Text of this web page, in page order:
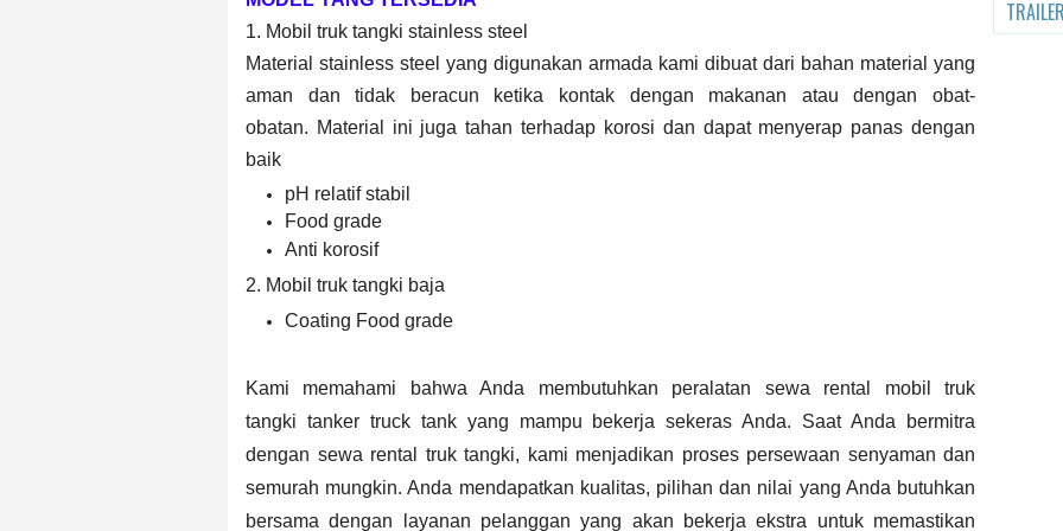
1. Mobil truk tangki stainless steel
Material stainless steel yang digunakan armada kami dibuat dari bahan material yang
aman dan tidak beracun ketika kontak dengan makanan atau dengan obat-
obatan. Material ini juga tahan terhadap korosi dan dapat menyerap panas dengan
baik
pH relatif stabil
Food grade
Anti korosif
2. Mobil truk tangki baja
Coating Food grade
Kami memahami bahwa Anda membutuhkan peralatan sewa rental mobil truk
tangki tanker truck tank yang mampu bekerja sekeras Anda. Saat Anda bermitra
dengan sewa rental truk tangki, kami menjadikan proses persewaan senyaman dan
semurah mungkin. Anda mendapatkan kualitas, pilihan dan nilai yang Anda butuhkan
bersama dengan layanan pelanggan yang akan bekerja ekstra untuk memastikan